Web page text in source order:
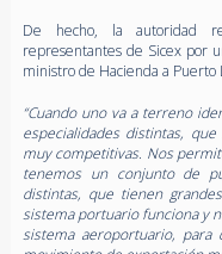
De hecho, la autoridad
representantes de Sicex por
ministro de Hacienda a Puerto
“Cuando uno va a terreno
especialidades distintas,
muy competitivas. Nos
tenemos un conjunto de
distintas, que tienen
sistema portuario funciona y
sistema aeroportuario,